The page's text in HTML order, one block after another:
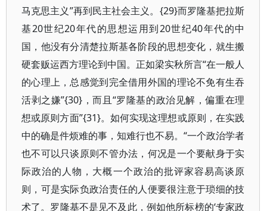
马克思主义”再到民主社会主义。{29}而罗隆基把拉斯
基20世纪20年代的思想运用到20世纪40年代的中
国，他没有分清楚拉斯基各阶段的思想变化，就生搬
硬套贩运西方理论到中国。正如梁实秋所言“在一般人
的心理上，总感觉到完全借用外国的理论不免有生吞
活剥之嫌”{30}，而且“罗隆基的政治见解，偏重在理
想或原则方面”{31}。如何实现这理想或原则，在实践
中的确是件烦难的事，知难行也不易。“一个政治学者
也不可以只谈原则不管办法，何况是一个要献身于实
际政治的人物，大概一个政治的批评家容易高谈原
则，可是实际负政治责任的人便要很注意于琐细的技
术了。罗隆基不是见不及此，例如他所标榜的‘专家政